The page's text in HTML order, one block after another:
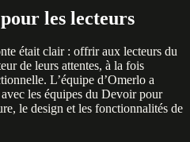
les lecteurs
était clair : offrir aux lecteurs du
de leurs attentes, à la fois
L’équipe d’Omerlo a
les équipes du Devoir pour
le design et les fonctionnalités de